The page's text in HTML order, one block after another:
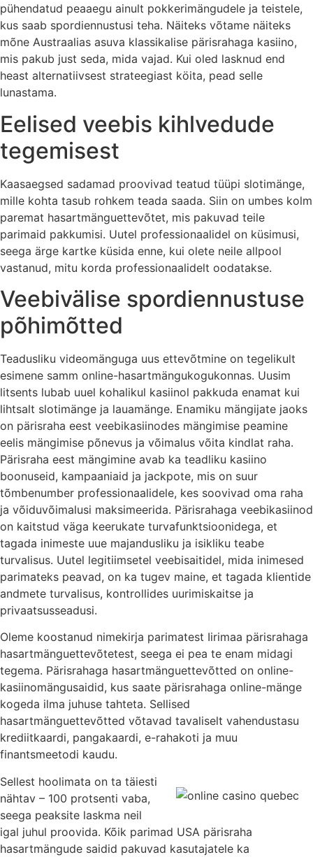
pühendatud peaaegu ainult pokkerimängudele ja teistele,
kus saab spordiennustusi teha. Näiteks võtame näiteks
mõne Austraalias asuva klassikalise pärisrahaga kasiino,
mis pakub just seda, mida vajad. Kui oled lasknud end
heast alternatiivsest strateegiast köita, pead selle
lunastama.
Eelised veebis kihlvedude
tegemisest
Kaasaegsed sadamad proovivad teatud tüüpi slotimänge,
mille kohta tasub rohkem teada saada. Siin on umbes kolm
paremat hasartmänguettevõtet, mis pakuvad teile
parimaid pakkumisi. Uutel professionaalidel on küsimusi,
seega ärge kartke küsida enne, kui olete neile allpool
vastanud, mitu korda professionaalidelt oodatakse.
Veebivälise spordiennustuse
põhimõtted
Teadusliku videomänguga uus ettevõtmine on tegelikult
esimene samm online-hasartmängukogukonnas. Uusim
litsents lubab uuel kohalikul kasiinol pakkuda enamat kui
lihtsalt slotimänge ja lauamänge. Enamiku mängijate jaoks
on pärisraha eest veebikasiinodes mängimise peamine
eelis mängimise põnevus ja võimalus võita kindlat raha.
Pärisraha eest mängimine avab ka teadliku kasiino
boonuseid, kampaaniaid ja jackpote, mis on suur
tõmbenumber professionaalidele, kes soovivad oma raha
ja võiduvõimalusi maksimeerida. Pärisrahaga veebikasiinod
on kaitstud väga keerukate turvafunktsioonidega, et
tagada inimeste uue majandusliku ja isikliku teabe
turvalisus. Uutel legitiimsetel veebisaitidel, mida inimesed
parimateks peavad, on ka tugev maine, et tagada klientide
andmete turvalisus, kontrollides uurimiskaitse ja
privaatsusseadusi.
Oleme koostanud nimekirja parimatest Iirimaa pärisrahaga
hasartmänguettevõtetest, seega ei pea te enam midagi
tegema. Pärisrahaga hasartmänguettevõtted on online-
kasiinomängusaidid, kus saate pärisrahaga online-mänge
kogeda ilma juhuse tahteta. Sellised
hasartmänguettevõtted võtavad tavaliselt vahendustasu
krediitkaardi, pangakaardi, e-rahakoti ja muu
finantsmeetodi kaudu.
Sellest hoolimata on ta täiesti
nähtav – 100 protsenti vaba,
seega peaksite laskma neil
igal juhul proovida. Kõik parimad USA pärisraha
hasartmängude saidid pakuvad kasutajatele ka